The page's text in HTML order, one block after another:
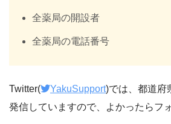
全薬局の開設者
全薬局の電話番号
Twitter( YakuSupport)では、都道府
発信していますので、よかったらフ